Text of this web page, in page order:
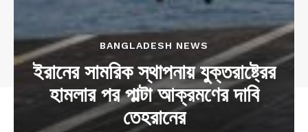
BANGLADESH NEWS
ইরানের সামরিক স্থাপনায় যুক্তরাষ্ট্রের
হামলার পর পাল্টা আক্রমণের দাবি
তেহরানের